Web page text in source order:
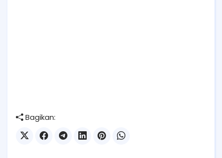
Bagikan: